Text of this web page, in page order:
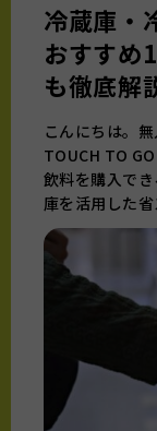
冷蔵庫・
おすすめ
も徹底解
こんにちは。
TOUCH TO
飲料を購入で
庫を活用した